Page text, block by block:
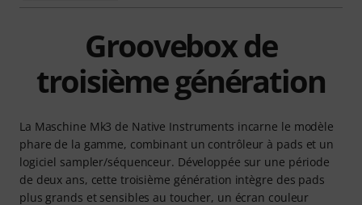
Groovebox de
troisième génération
La Maschine Mk3 de Native Instruments incarne le modèle
phare de la gamme, combinant un contrôleur à pads et un
logiciel sampler/séquenceur. Développée sur une période
de deux ans, cette troisième génération intègre des pads
plus grands et sensibles au toucher, un écran couleur